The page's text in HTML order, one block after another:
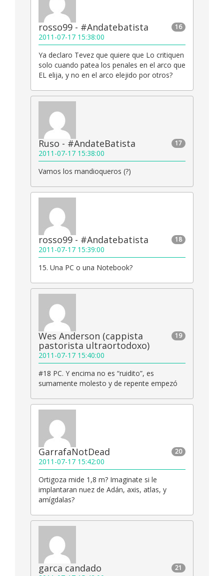
16
rosso99 - #Andatebatista
2011-07-17 15:38:00
Ya declaro Tevez que quiere que Lo critiquen
solo cuando patea los penales en el arco que
EL elija, y no en el arco elejido por otros?
17
Ruso - #AndateBatista
2011-07-17 15:38:00
Vamos los mandioqueros (?)
18
rosso99 - #Andatebatista
2011-07-17 15:39:00
15. Una PC o una Notebook?
19
Wes Anderson (cappista
pastorista ultraortodoxo)
2011-07-17 15:40:00
#18 PC. Y encima no es “ruidito”, es
sumamente molesto y de repente empezó
20
GarrafaNotDead
2011-07-17 15:42:00
Ortigoza mide 1,8 m? Imaginate si le
implantaran nuez de Adán, axis, atlas, y
amígdalas?
21
garca candado